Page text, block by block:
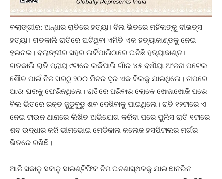
ବଲାଙ୍ଗୀର: ଅନ୍ଧାର ରାତିରେ ହତ୍ୟା। ବିଲ ଭିତରେ ମହିଳାଙ୍କୁ ବୀଭତ୍ସ
ହତ୍ୟା। ଗତକାଲି ରାତିରେ ଘଟିଥିବା ଏମିତି ଏକ ହତ୍ୟାକାଣ୍ଡକୁ ନେଇ
ହଇଚଇ। ବଲାଙ୍ଗୀର ସହର ଲର୍କିପାଲିଠାରେ ଘଟିଛି ହତ୍ୟାକାଣ୍ଡ।
ଗତକାଲି ରାତି ପ୍ରାୟ ୯ଟାରେ ଲର୍କିପାଲି ଗାଁର ୪୫ ବର୍ଷୀୟା ଅଂଜନା ପଟେଲ
ଶୌଚ ପାଇଁ ନିଜ ଘରଠୁ ୨୦୦ ମିଟର ଦୂର ଏକ ବିଲକୁ ଯାଇଥିଲେ। ତାପରେ
ଆଉ ଘରକୁ ଫେରିନଥିଲେ। ରାତିରେ ପରିବାର ଲୋକେ ଖୋଜାଖୋଜି ପରେ
ବିଲ ଭିତରେ ରକ୍ତ ଜୁଡୁବୁଡୁ ଶବ ଦେଖିବାକୁ ପାଇଥିଲେ। ରାତି ୧୨ଟାରେ ଏ
ନେଇ ଟାଉନ ଥାନାରେ ଲିଖିତ ଅଭିଯୋଗ କରିବା ପରେ ପୁଲିସ ରାତି ୧ଟାରେ
ଶବ ଉଦ୍ଧାର କରି ଭୀମଭୋଇ ମେଡିକାଲ କଲେଜ ହସପିଟାଲର ମର୍ଗର
ଭିତରେ ରଖିଛି।
ଆଜି ସକାଳୁ ସକାଳୁ ସାଇଣ୍ଟିଫିକ ଟିମ ଘଟଣାସ୍ଥଳକୁ ଯାଇ ଛାନଭିନ